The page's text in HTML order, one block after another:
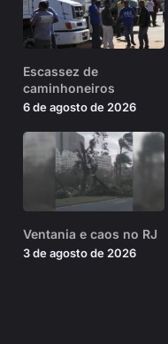
Escassez de
caminhoneiros
6 de agosto de 2026
Ventania e caos no RJ
3 de agosto de 2026